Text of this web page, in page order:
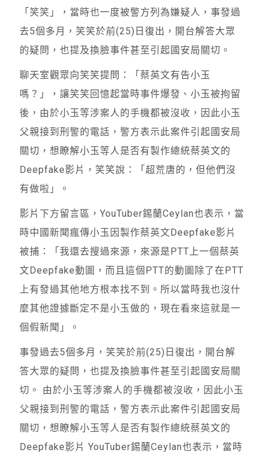
「笑笑」，當時也一度被警方列為嫌疑人，事發過
去5個多月，笑笑於前(25)日復出，開台解答大眾
的疑問，也提及換臉事件甚至引起國安局關切。
聊天室觀眾向笑笑提問：「蔡英文有告小玉
嗎？」，讓笑笑回憶起當時事件爆發、小玉被拘留
後，由於小玉等涉案人的手機都被沒收，因此小玉
父親接到刑警的電話，警方表示此案件引起國安局
關切，想瞭解小玉等人是否有製作總統蔡英文的
Deepfake影片，笑笑說：「超荒唐的，但他們沒
有做啦」。
影片下方留言區，YouTuber錫蘭Ceylan也表示，當
時中國新聞瘋傳小玉因製作蔡英文Deepfake影片
被捕：「我還去搜過來源，來源是PTT上一個蔡英
文Deepfake動圖，而且這個PTT的動圖除了在PTT
上有發過其他地方根本找不到。所以當時我也沒什
麼其他證據斷定不是小玉做的，現在看來這就是一
個假新聞」。
事發過去5個多月，笑笑於前(25)日復出，開台解
答大眾的疑問，也提及換臉事件甚至引起國安局關
切。 由於小玉等涉案人的手機都被沒收，因此小玉
父親接到刑警的電話，警方表示此案件引起國安局
關切，想瞭解小玉等人是否有製作總統蔡英文的
Deepfake影片 YouTuber錫蘭Ceylan也表示，當時